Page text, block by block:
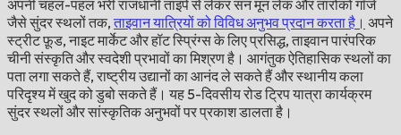
अपनी चहल-पहल भरी राजधानी ताइपे से लेकर सन मून लेक और तारोको गॉर्ज
जैसे सुंदर स्थलों तक, ताइवान यात्रियों को विविध अनुभव प्रदान करता है। अपने
स्ट्रीट फ़ूड, नाइट मार्केट और हॉट स्प्रिंग्स के लिए प्रसिद्ध, ताइवान पारंपरिक
चीनी संस्कृति और स्वदेशी प्रभावों का मिश्रण है। आगंतुक ऐतिहासिक स्थलों का
पता लगा सकते हैं, राष्ट्रीय उद्यानों का आनंद ले सकते हैं और स्थानीय कला
परिदृश्य में खुद को डुबो सकते हैं। यह 5-दिवसीय रोड ट्रिप यात्रा कार्यक्रम
सुंदर स्थलों और सांस्कृतिक अनुभवों पर प्रकाश डालता है।